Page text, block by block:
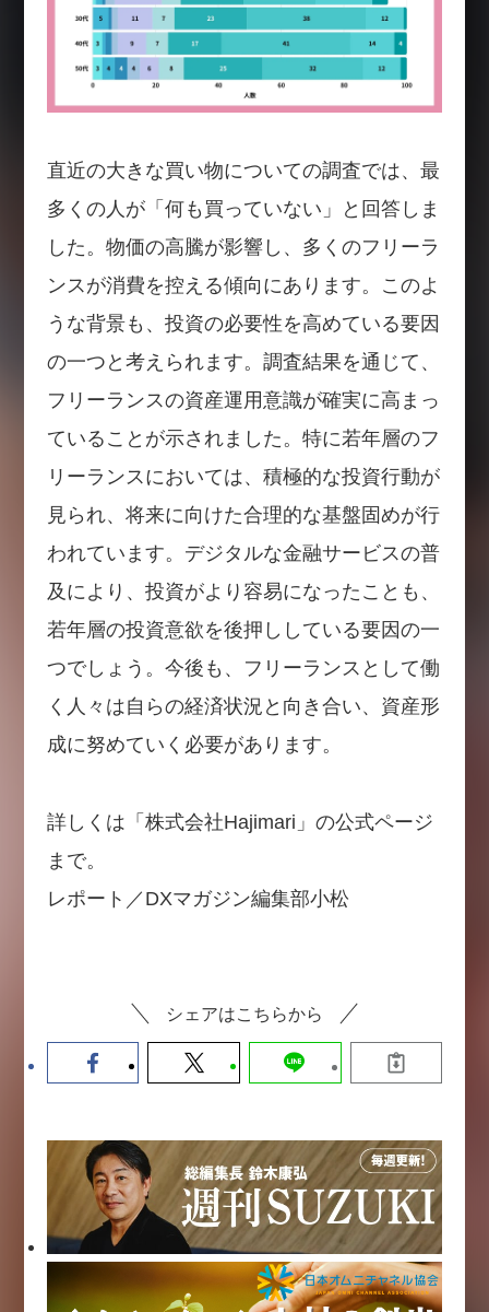
直近の大きな買い物についての調査では、最
多くの人が「何も買っていない」と回答しま
した。物価の高騰が影響し、多くのフリーラ
ンスが消費を控える傾向にあります。このよ
うな背景も、投資の必要性を高めている要因
の一つと考えられます。調査結果を通じて、
フリーランスの資産運用意識が確実に高まっ
ていることが示されました。特に若年層のフ
リーランスにおいては、積極的な投資行動が
見られ、将来に向けた合理的な基盤固めが行
われています。デジタルな金融サービスの普
及により、投資がより容易になったことも、
若年層の投資意欲を後押ししている要因の一
つでしょう。今後も、フリーランスとして働
く人々は自らの経済状況と向き合い、資産形
成に努めていく必要があります。
詳しくは「株式会社Hajimari」の公式ページ
まで。
レポート／DXマガジン編集部小松
シェアはこちらから